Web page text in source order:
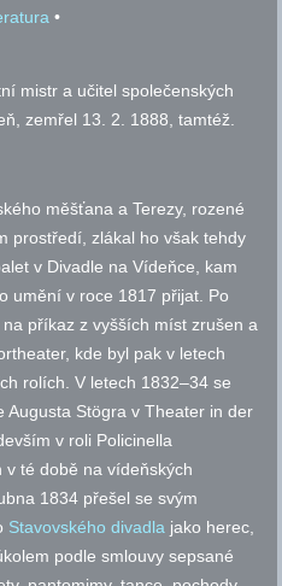
•
mistr a učitel společenských
zemřel 13. 2. 1888, tamtéž.
měšťana a Terezy, rozené
prostředí, zlákal ho však tehdy
v Divadle na Vídeňce, kam
umění v roce 1817 přijat. Po
příkaz z vyšších míst zrušen a
kde byl pak v letech
rolích. V letech 1832–34 se
Augusta Stögra v Theater in der
v roli Policinella
té době na vídeňských
1834 přešel se svým
Stavovského divadla jako herec,
podle smlouvy sepsané